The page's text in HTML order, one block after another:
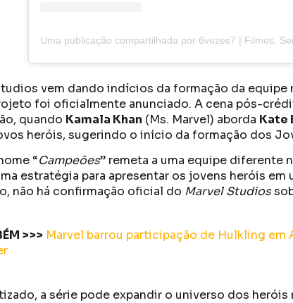
vem dando indícios da formação da equipe
foi oficialmente anunciado. A cena pós-
quando Kamala Khan (Ms. Marvel) aborda Kate
heróis, sugerindo o início da formação dos
“Campeões” remeta a uma equipe diferente
estratégia para apresentar os jovens heróis
não há confirmação oficial do Marvel Studios
>>> Marvel barrou participação de Hulkling em
a série pode expandir o universo dos heróis